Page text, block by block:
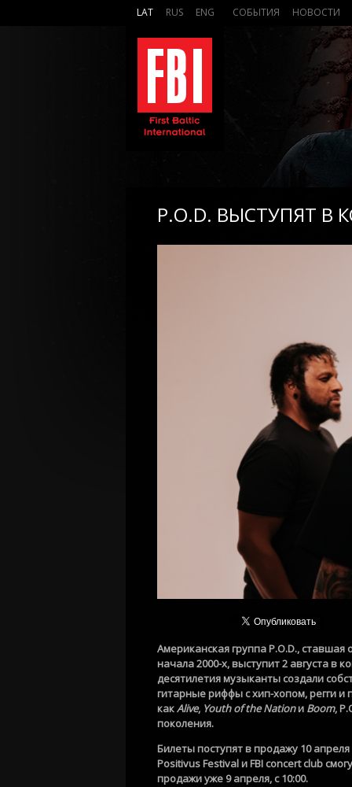
LAT RUS ENG СОБЫТИЯ НОВОСТИ
P.O.D. ВЫСТУПЯТ В
Американская группа P.O.D.,
начала 2000-х, выступит 2 августа в
десятилетия музыканты создали
гитарные риффы с хип-хопом, регги
какAlive, Youth of the Nationи Boom,
поколения.
Билеты поступят в продажу 10
Positivus Festival и FBI concert club
продажи уже 9 апреля, с 10:00.